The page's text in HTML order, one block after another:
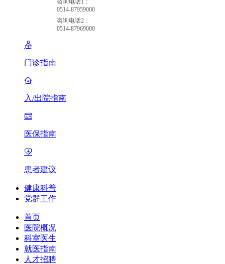
0514-87959000
咨询电话2：
0514-87969000
门诊指南
入/出院指南
医保指南
患者建议
健康科普
党群工作
首页
医院概况
科室医生
就医指南
人才招聘